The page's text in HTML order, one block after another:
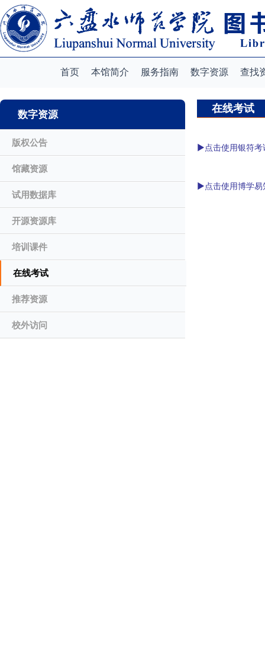
首页 本馆简介 服务指南 数字资源 查找
数字资源
版权公告
馆藏资源
试用数据库
开源资源库
培训课件
在线考试
推荐资源
校外访问
在线考试
►点击使用银符考
►点击使用博学